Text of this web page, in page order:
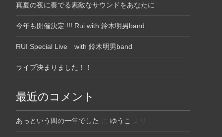
真夏の夜に奏でる素敵なサウンドをあなたに
今年も開催決定 !!! Rui with 鈴木明男band
RUI Special Live with 鈴木明男band
ライブ決まりました！！
最近のコメント
あっという間の一年でした ゆうこ